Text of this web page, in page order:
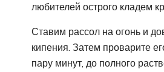
любителей острого кладем
Ставим рассол на огонь и
кипения. Затем проварите
пару минут, до полного